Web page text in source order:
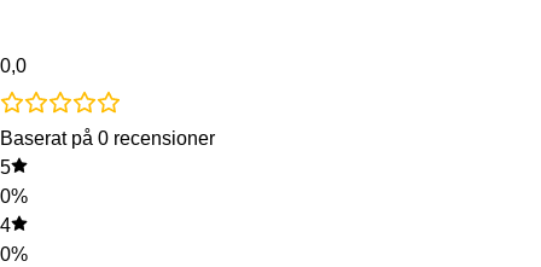
0,0
Baserat på 0 recensioner
5
0%
4
0%